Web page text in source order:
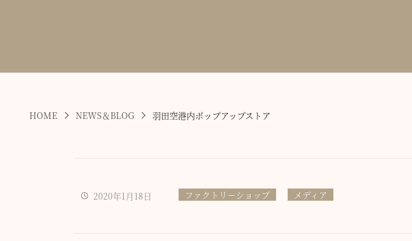
HOME NEWS＆BLOG 羽田空港内ポップアップストア
2020年1月18日 ファクトリーショップ メディア